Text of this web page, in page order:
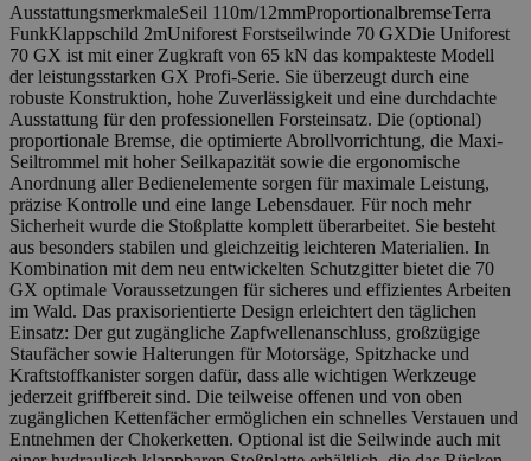
AusstattungsmerkmaleSeil 110m/12mmProportionalbremseTerra
FunkKlappschild 2mUniforest Forstseilwinde 70 GXDie Uniforest
70 GX ist mit einer Zugkraft von 65 kN das kompakteste Modell
der leistungsstarken GX Profi-Serie. Sie überzeugt durch eine
robuste Konstruktion, hohe Zuverlässigkeit und eine durchdachte
Ausstattung für den professionellen Forsteinsatz. Die (optional)
proportionale Bremse, die optimierte Abrollvorrichtung, die Maxi-
Seiltrommel mit hoher Seilkapazität sowie die ergonomische
Anordnung aller Bedienelemente sorgen für maximale Leistung,
präzise Kontrolle und eine lange Lebensdauer. Für noch mehr
Sicherheit wurde die Stoßplatte komplett überarbeitet. Sie besteht
aus besonders stabilen und gleichzeitig leichteren Materialien. In
Kombination mit dem neu entwickelten Schutzgitter bietet die 70
GX optimale Voraussetzungen für sicheres und effizientes Arbeiten
im Wald. Das praxisorientierte Design erleichtert den täglichen
Einsatz: Der gut zugängliche Zapfwellenanschluss, großzügige
Staufächer sowie Halterungen für Motorsäge, Spitzhacke und
Kraftstoffkanister sorgen dafür, dass alle wichtigen Werkzeuge
jederzeit griffbereit sind. Die teilweise offenen und von oben
zugänglichen Kettenfächer ermöglichen ein schnelles Verstauen und
Entnehmen der Chokerketten. Optional ist die Seilwinde auch mit